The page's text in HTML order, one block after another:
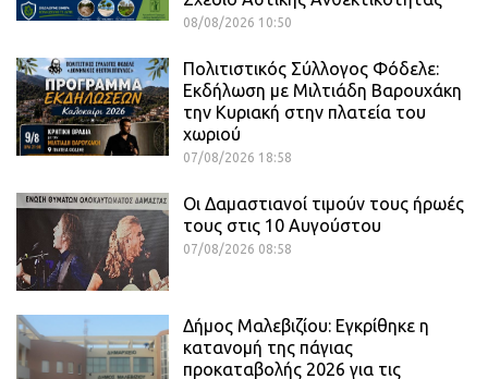
08/08/2026 10:50
Πολιτιστικός Σύλλογος Φόδελε:
Εκδήλωση με Μιλτιάδη Βαρουχάκη
την Κυριακή στην πλατεία του
χωριού
07/08/2026 18:58
Οι Δαμαστιανοί τιμούν τους ήρωές
τους στις 10 Αυγούστου
07/08/2026 08:58
Δήμος Μαλεβιζίου: Εγκρίθηκε η
κατανομή της πάγιας
προκαταβολής 2026 για τις